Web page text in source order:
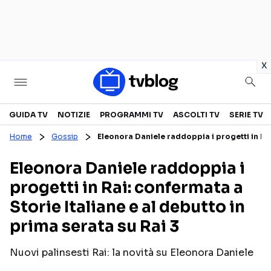
x
Televisione
CANALI TV
PROGRAMMI TV
PERSONAGGI TV
SERIE TV
REALITY SHOW
FICTION
Streaming
GUIDA TV NOTIZIE PROGRAMMI TV ASCOLTI TV SERIE TV
Home Gossip Eleonora Daniele raddoppia i progetti in
Eleonora Daniele raddoppia i
progetti in Rai: confermata a
Storie Italiane e al debutto in
prima serata su Rai 3
Nuovi palinsesti Rai: la novità su Eleonora Daniele